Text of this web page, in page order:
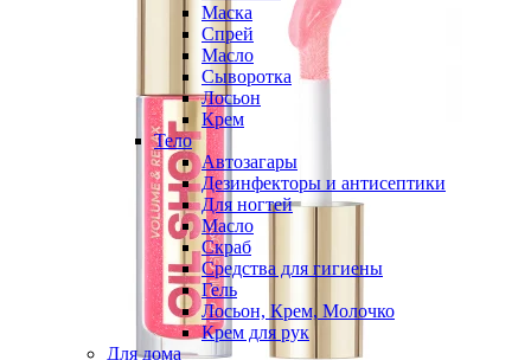
Маска
Спрей
Масло
Сыворотка
Лосьон
Крем
Тело
Автозагары
Дезинфекторы и антисептики
Для ногтей
Масло
Скраб
Средства для гигиены
Гель
Лосьон, Крем, Молочко
Крем для рук
Для дома